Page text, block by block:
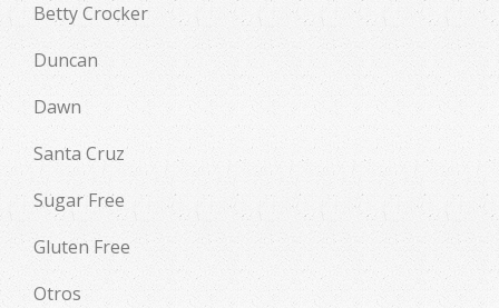
Betty Crocker
Duncan
Dawn
Santa Cruz
Sugar Free
Gluten Free
Otros